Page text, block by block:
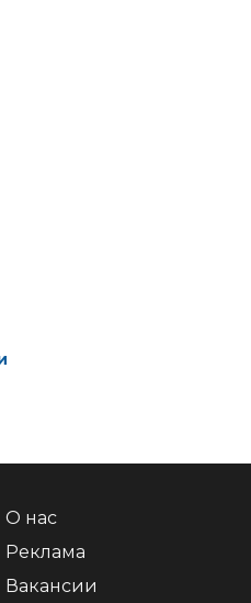
О нас
Реклама
Вакансии